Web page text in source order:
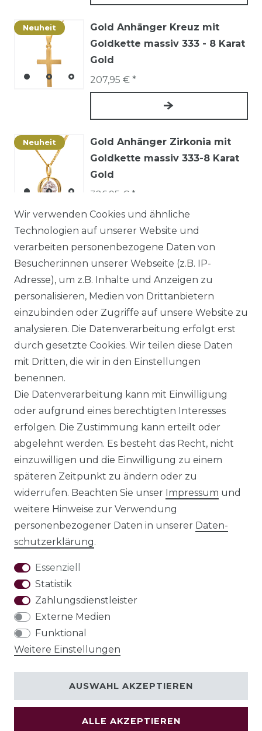
Neuheit
Gold Anhänger Kreuz mit
Goldkette massiv 333 - 8 Karat
Gold
207,95 € *
Neuheit
Gold Anhänger Zirkonia mit
Goldkette massiv 333-8 Karat
Gold
326,95 € *
1 2
* inkl. ges. MwSt. zzgl.Versandkosten
Wir verwenden Cookies und ähnliche
Technologien auf unserer Website und
verarbeiten personenbezogene Daten von
Besucher:innen unserer Webseite (z.B. IP-
Adresse), um z.B. Inhalte und Anzeigen zu
personalisieren, Medien von Drittanbietern
einzubinden oder Zugriffe auf unsere Website zu
analysieren. Die Datenverarbeitung erfolgt erst
durch gesetzte Cookies. Wir teilen diese Daten
mit Dritten, die wir in den Einstellungen
benennen.
Die Datenverarbeitung kann mit Einwilligung
oder aufgrund eines berechtigten Interesses
erfolgen. Die Zustimmung kann erteilt oder
abgelehnt werden. Es besteht das Recht, nicht
einzuwilligen und die Einwilligung zu einem
späteren Zeitpunkt zu ändern oder zu
widerrufen. Beachten Sie unser Impressum und
weitere Hinweise zur Verwendung
personenbezogener Daten in unserer Daten­
schutz­erklärung.
Essenziell
Statistik
Zahlungsdienstleister
Externe Medien
Funktional
Weitere Einstellungen
ALLE AKZEPTIEREN
AUSWAHL AKZEPTIEREN
Impressum
Daten­schutz­
erklärung
AGB
VERTRAG
WIDERRUFEN
vorbehalten.